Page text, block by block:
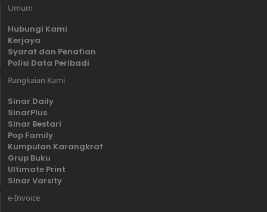
Umum
Hubungi Kami
Kerjaya
Syarat dan Penafian
Polisi Data Peribadi
Rangkaian Kami
Sinar Daily
SinarPlus
Sinar Bestari
Pop Family
Kumpulan Karangkraf
Grup Buku
Ultimate Print
Sinar Varsity
e-Invoice